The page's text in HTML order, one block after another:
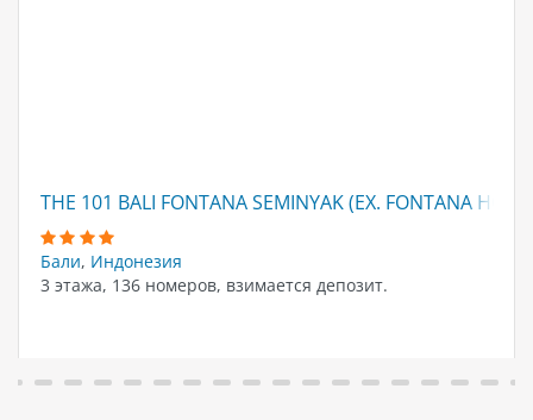
THE 101 BALI FONTANA SEMINYAK (EX. FONTANA
Бали, Индонезия
3 этажа, 136 номеров, взимается депозит.